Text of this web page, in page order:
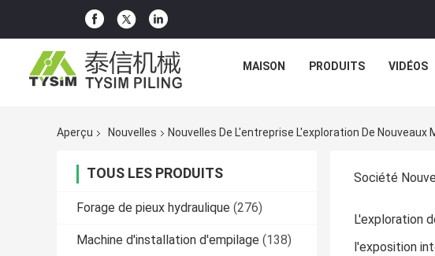
MAISON PRODUITS VIDÉOS
Aperçu Nouvelles
TOUS LES PRODUITS
Forage de pieux hydraulique (276)
Machine d'installation d'empilage (138)
Société
L'exploration
l'exposition